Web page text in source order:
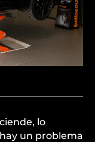
lo
un problema